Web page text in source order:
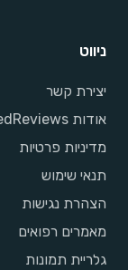
ניווט
יצירת קשר
אודות MedReviews
מדיניות פרטיות
תנאי שימוש
הצהרת נגישות
מאמרים רפואים
גלריית תמונות